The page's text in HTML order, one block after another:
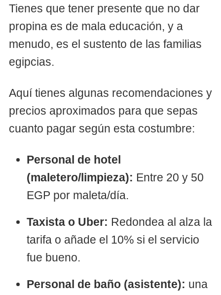
Tienes que tener presente que no dar
propina es de mala educación, y a
menudo, es el sustento de las familias
egipcias.
Aquí tienes algunas recomendaciones y
precios aproximados para que sepas
cuanto pagar según esta costumbre:
Personal de hotel
(maletero/limpieza): Entre 20 y 50
EGP por maleta/día.
Taxista o Uber: Redondea al alza la
tarifa o añade el 10% si el servicio
fue bueno.
Personal de baño (asistente): una